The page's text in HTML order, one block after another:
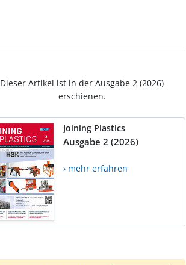
Dieser Artikel ist in der Ausgabe 2 (2026)
erschienen.
Joining Plastics
Ausgabe 2 (2026)
› mehr erfahren